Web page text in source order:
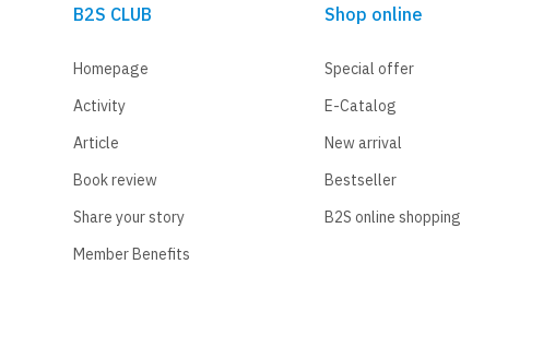
B2S CLUB
Homepage
Activity
Article
Book review
Share your story
Member Benefits
Shop online
Special offer
E-Catalog
New arrival
Bestseller
B2S online shopping